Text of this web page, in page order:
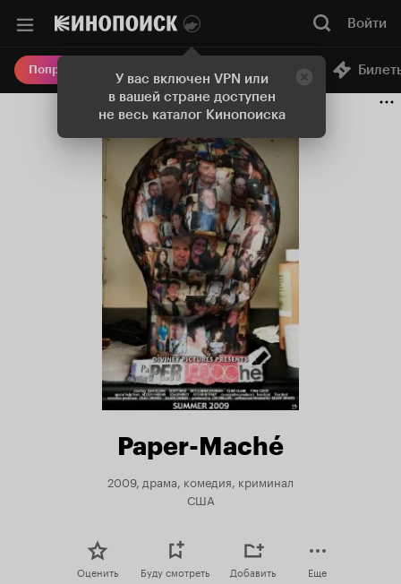
У вас включен VPN или
в вашей стране доступен
не весь каталог Кинопоиска
Войти
Попробовать Плюс Онлайн-кинотеатр
Paper-Maché
2009, драма, комедия, криминал
США
Оценить Буду смотреть Добавить Еще